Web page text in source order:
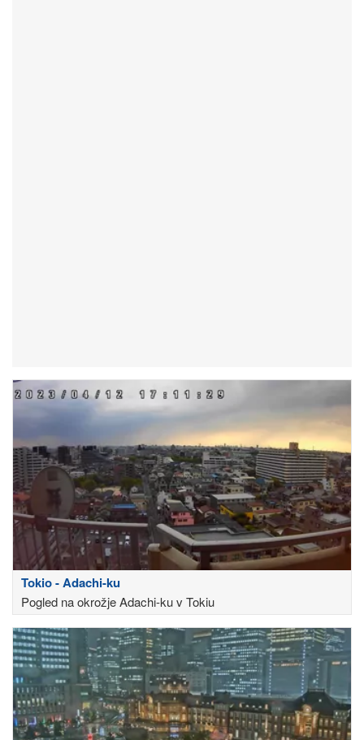
Tokio - Adachi-ku
Pogled na okrožje Adachi-ku v Tokiu